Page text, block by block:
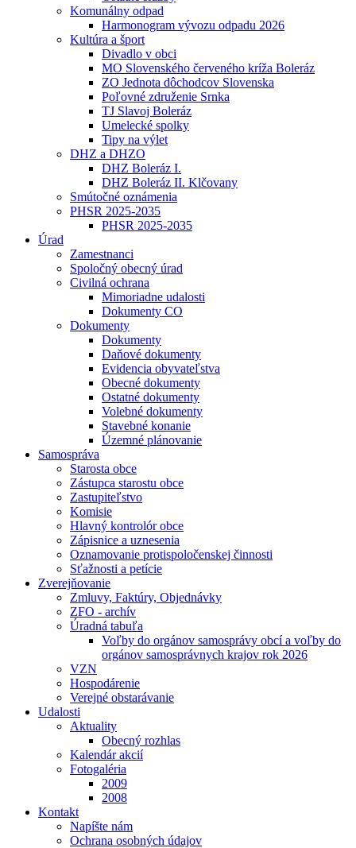
Komunálny odpad
Harmonogram vývozu odpadu 2026
Kultúra a šport
Divadlo v obci
MO Slovenského červeného kríža Boleráz
ZO Jednota dôchodcov Slovenska
Poľovné združenie Srnka
TJ Slavoj Boleráz
Umelecké spolky
Tipy na výlet
DHZ a DHZO
DHZ Boleráz I.
DHZ Boleráz II. Klčovany
Smútočné oznámenia
PHSR 2025-2035
PHSR 2025-2035
Úrad
Zamestnanci
Spoločný obecný úrad
Civilná ochrana
Mimoriadne udalosti
Dokumenty CO
Dokumenty
Dokumenty
Daňové dokumenty
Evidencia obyvateľstva
Obecné dokumenty
Ostatné dokumenty
Volebné dokumenty
Stavebné konanie
Územné plánovanie
Samospráva
Starosta obce
Zástupca starostu obce
Zastupiteľstvo
Komisie
Hlavný kontrolór obce
Zápisnice a uznesenia
Oznamovanie protispoločenskej činnosti
Sťažnosti a petície
Zverejňovanie
Zmluvy, Faktúry, Objednávky
ZFO - archív
Úradná tabuľa
Voľby do orgánov samosprávy obcí a voľby do
orgánov samosprávnych krajov rok 2026
VZN
Hospodárenie
Verejné obstarávanie
Udalosti
Aktuality
Obecný rozhlas
Kalendár akcií
Fotogaléria
2009
2008
Kontakt
Napíšte nám
Ochrana osobných údajov